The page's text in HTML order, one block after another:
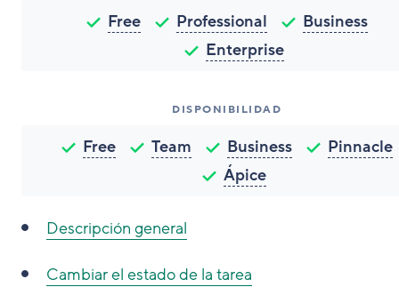
Free Professional
Business
Enterprise
DISPONIBILIDAD
Free Team Business
Pinnacle
Ápice
Descripción general
Cambiar el estado de la tarea